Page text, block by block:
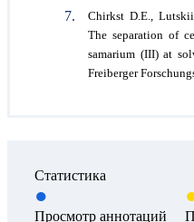
Chirkst D.E.,
The separation of
samarium (III) at
Freiberger
Статистика
Просмотр аннотаций